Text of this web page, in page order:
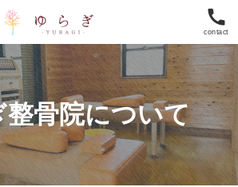
contact
骨院について